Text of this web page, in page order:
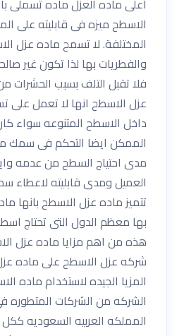
اعلى ماده العزل ماده تسملى
الاسطح ميزه فى قابليته على
المختلفة. لا تسمح ماده عزل
والفطريات بها لذا تكون غير
فلا تقبل التلف بسبب الحشرات
عزل الاسطح انها لا تعمل على
داخل الاسطح المتنوعه سواء
الممكن ايضا التحكم فى سمك
مدى احتياج السطح من عدمه
العميل ومدى قابليته لاعطاء
تتميز ماده عزل الاسطح بانها
بها معظم الدول التى تحتاج
هذه من اهم مزايا ماده عزل
شركه عزل الاسطح على ماده
المزيا الجيده لاستخدام ماده
الشركه من الشركات
المملكه العربيه السعوديه